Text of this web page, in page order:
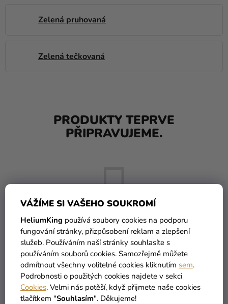
VÁŽÍME SI VAŠEHO SOUKROMÍ
HeliumKing používá soubory cookies na podporu
fungování stránky, přizpůsobení reklam a zlepšení
služeb. Používáním naší stránky souhlasíte s
používáním souborů cookies. Samozřejmě můžete
odmítnout všechny volitelné cookies kliknutím sem.
Podrobnosti o použitých cookies najdete v sekci
Cookies. Velmi nás potěší, když přijmete naše cookies
tlačítkem "Souhlasím". Děkujeme!
doplňky
potřeby
Personalizované
produkty
Témata
Výprodej
Novinky
Naše
Zelená pruhovaná
Zelená tečkovaná
PRODUKTY TEPRVE
PŘIPRAVUJEME.
Můžete se ale podívat na ostatní kategorie.
ZPĚT DO OBCHODU